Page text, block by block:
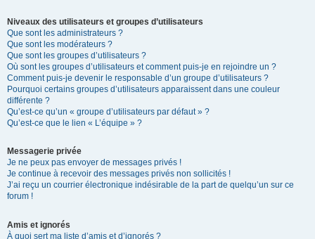
Niveaux des utilisateurs et groupes d’utilisateurs
Que sont les administrateurs ?
Que sont les modérateurs ?
Que sont les groupes d’utilisateurs ?
Où sont les groupes d’utilisateurs et comment puis-je en rejoindre un ?
Comment puis-je devenir le responsable d’un groupe d’utilisateurs ?
Pourquoi certains groupes d’utilisateurs apparaissent dans une couleur
différente ?
Qu’est-ce qu’un « groupe d’utilisateurs par défaut » ?
Qu’est-ce que le lien « L’équipe » ?
Messagerie privée
Je ne peux pas envoyer de messages privés !
Je continue à recevoir des messages privés non sollicités !
J’ai reçu un courrier électronique indésirable de la part de quelqu’un sur ce
forum !
Amis et ignorés
À quoi sert ma liste d’amis et d’ignorés ?